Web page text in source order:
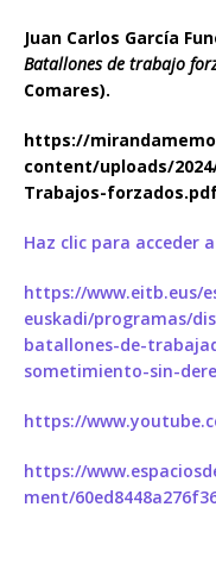
Juan Carlos García
Batallones de trabajo
Comares).
https://
content/uploads/
Trabajos-
Haz clic para acceder
https://www.eitb.eus/
euskadi/programas/
batallones-de-
sometimiento-sin-
https://
https://
ment/